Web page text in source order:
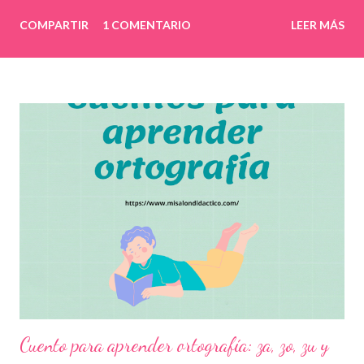
COMPARTIR 1 COMENTARIO LEER MÁS
Cuento para aprender ortografía: za, zo, zu y